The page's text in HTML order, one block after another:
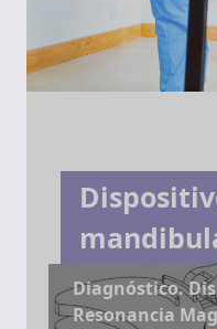
Diagnóstico.
Resonancia